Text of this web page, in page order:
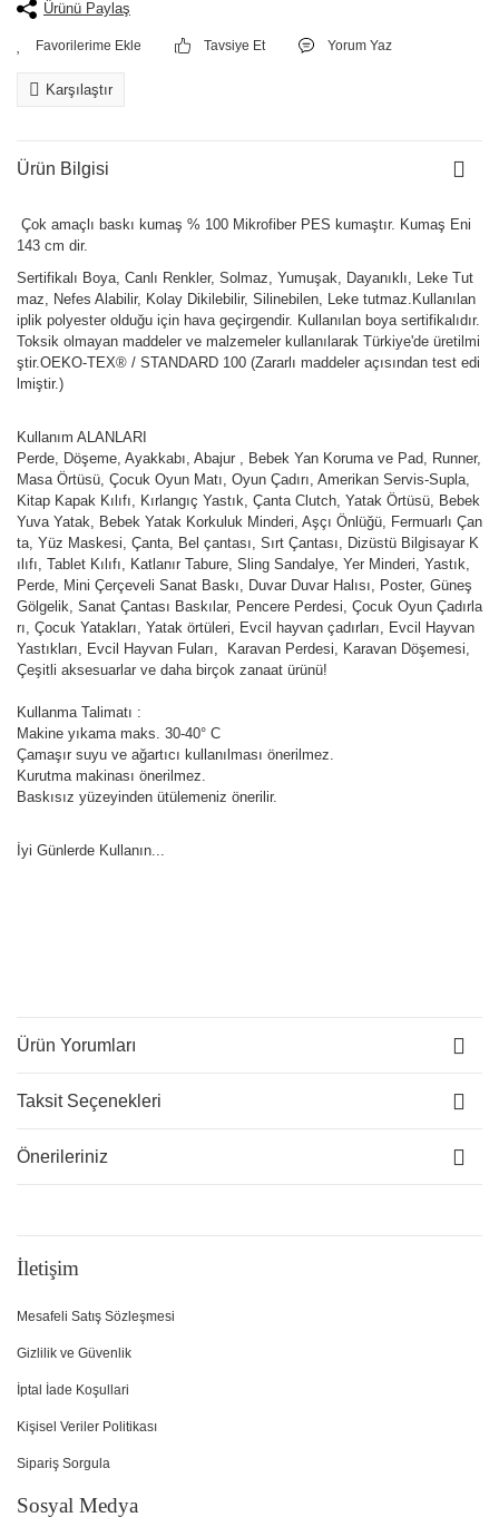
Ürünü Paylaş
Tavsiye Et Yorum Yaz
Karşılaştır
Ürün Bilgisi
Çok amaçlı baskı kumaş % 100 Mikrofiber PES kumaştır. Kumaş Eni
143 cm dir.
Sertifikalı Boya, Canlı Renkler, Solmaz, Yumuşak, Dayanıklı, Leke Tut
maz, Nefes Alabilir, Kolay Dikilebilir, Silinebilen, Leke tutmaz.Kullanılan
iplik polyester olduğu için hava geçirgendir. Kullanılan boya sertifikalıdır.
Toksik olmayan maddeler ve malzemeler kullanılarak Türkiye'de üretilmi
ştir.OEKO-TEX® / STANDARD 100 (Zararlı maddeler açısından test edi
lmiştir.)
Kullanım ALANLARI
Perde, Döşeme, Ayakkabı, Abajur , Bebek Yan Koruma ve Pad, Runner,
Masa Örtüsü, Çocuk Oyun Matı, Oyun Çadırı, Amerikan Servis-Supla,
Kitap Kapak Kılıfı, Kırlangıç Yastık, Çanta Clutch, Yatak Örtüsü, Bebek
Yuva Yatak, Bebek Yatak Korkuluk Minderi, Aşçı Önlüğü, Fermuarlı Çan
ta, Yüz Maskesi, Çanta, Bel çantası, Sırt Çantası, Dizüstü Bilgisayar K
ılıfı, Tablet Kılıfı, Katlanır Tabure, Sling Sandalye, Yer Minderi, Yastık,
Perde, Mini Çerçeveli Sanat Baskı, Duvar Duvar Halısı, Poster, Güneş
Gölgelik, Sanat Çantası Baskılar, Pencere Perdesi, Çocuk Oyun Çadırla
rı, Çocuk Yatakları, Yatak örtüleri, Evcil hayvan çadırları, Evcil Hayvan
Yastıkları, Evcil Hayvan Fuları, Karavan Perdesi, Karavan Döşemesi,
Çeşitli aksesuarlar ve daha birçok zanaat ürünü!
Kullanma Talimatı :
Makine yıkama maks. 30-40° C
Çamaşır suyu ve ağartıcı kullanılması önerilmez.
Kurutma makinası önerilmez.
Baskısız yüzeyinden ütülemeniz önerilir.
İyi Günlerde Kullanın...
Ürün Yorumları
Taksit Seçenekleri
Önerileriniz
İletişim
Mesafeli Satış Sözleşmesi
Gizlilik ve Güvenlik
İptal İade Koşullari
Kişisel Veriler Politikası
Sipariş Sorgula
Sosyal Medya